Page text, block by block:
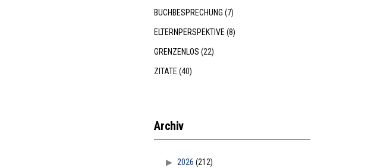
BUCHBESPRECHUNG (7)
ELTERNPERSPEKTIVE(8)
GRENZENLOS (22)
ZITATE(40)
Archiv
2026 (212)